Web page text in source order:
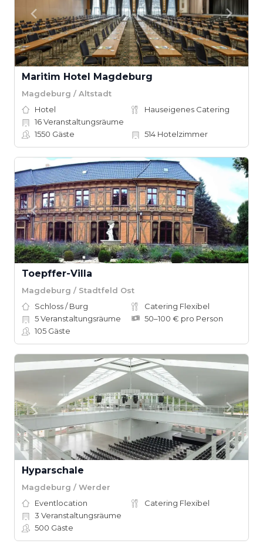
Maritim Hotel Magdeburg
Magdeburg / Altstadt
Hotel
Hauseigenes Catering
16Veranstaltungsräume
1550 Gäste 514 Hotelzimmer
Toepffer-Villa
Magdeburg / Stadtfeld Ost
Schloss / Burg
Catering Flexibel
5Veranstaltungsräume
50–100 € pro Person
105 Gäste
Hyparschale
Magdeburg / Werder
Eventlocation
Catering Flexibel
3 Veranstaltungsräume
500 Gäste